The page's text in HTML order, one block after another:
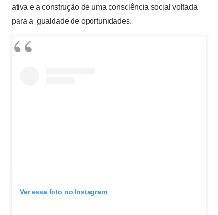
ativa e a construção de uma consciência social voltada
para a igualdade de oportunidades.
Ver essa foto no Instagram